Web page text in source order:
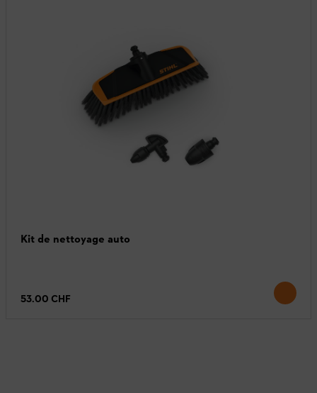
Kit de nettoyage auto
53.00 CHF